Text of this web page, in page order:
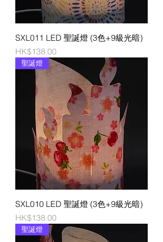
SXL011 LED 聖誕燈 (3色+9級光暗)
價格
HK$138.00
聖誕燈
SXL010 LED 聖誕燈 (3色+9級光暗)
價格
HK$138.00
聖誕燈